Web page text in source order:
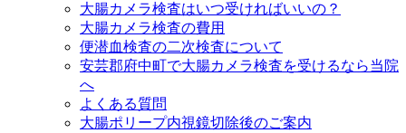
大腸カメラ検査はいつ受ければいいの？
大腸カメラ検査の費用
便潜血検査の二次検査について
安芸郡府中町で大腸カメラ検査を受けるなら当院
へ
よくある質問
大腸ポリープ内視鏡切除後のご案内